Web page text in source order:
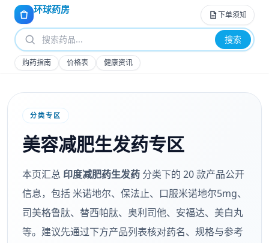
环球药房 下单须知
搜索
购药指南 价格表 健康资讯
分类专区
美容减肥生发药专区
本页汇总 印度减肥药生发药 分类下的 20 款产品公开
信息，包括 米诺地尔、保法止、口服米诺地尔5mg、
司美格鲁肽、替西帕肽、奥利司他、安福达、美白丸
等。建议先通过下方产品列表核对药名、规格与参考